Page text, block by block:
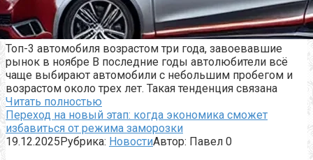
Топ-3 автомобиля возрастом три года, завоевавшие
рынок в ноябре В последние годы автолюбители всё
чаще выбирают автомобили с небольшим пробегом и
возрастом около трех лет. Такая тенденция связана
Читать полностью
Переход на новый этап: когда экономика сможет
избавиться от режима заморозки
19.12.2025Рубрика: НовостиАвтор: Павел 0